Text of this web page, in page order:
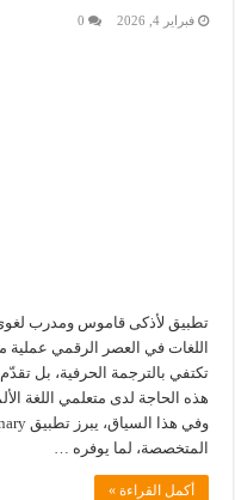
فبراير 4, 2026 0
اللغات في العصر الرقمي عملية
تكتفي بالترجمة الحرفية، بل
هذه الحاجة لدى متعلمي اللغة
المتخصصة، لما يوفره …
أكمل القراءة »